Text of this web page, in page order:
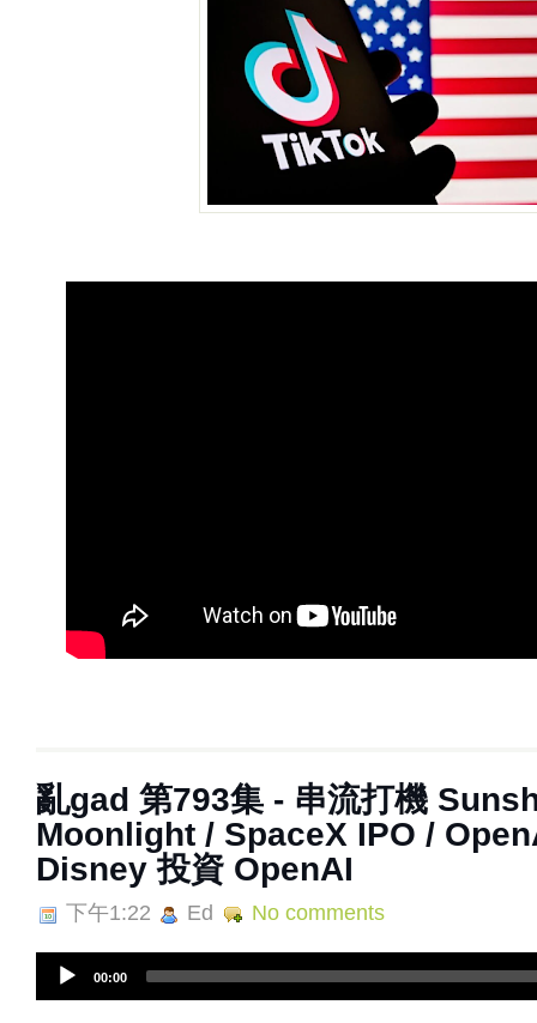
亂‌‌‌gad‌‌‌ ‌‌‌‌‌第793集 - 串流打機
Moonlight / SpaceX IPO /
Disney 投資 OpenAI
下午1:22 Ed No comments
00:00